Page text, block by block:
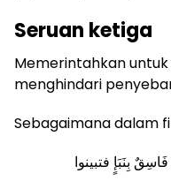
Seruan ketiga
Memerintahkan
menghindari
Sebagaimana dalam
بِنَبَإٍ فتبينوا